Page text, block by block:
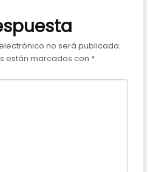
no será publicada.
están marcados con *